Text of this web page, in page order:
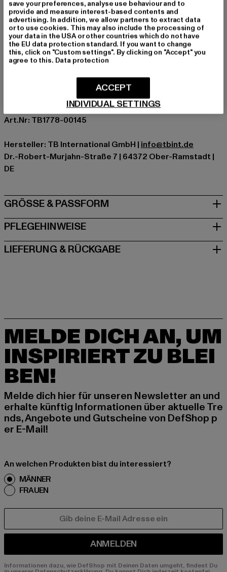
Anlass: Alltag, Bequem, Chillen, Freizeit, Basic
Ausschnitt: Rundhals
Ärmelart: Kurzarm
Schnitt: Oversize
Marke: Urban Classics
Hersteller Farbe: lilac
Materialzusammensetzung: 100% Baumwolle
Art.Nr: TB1778-00145
Hersteller: TB International GmbH | info@tbint.de
Dr.-Robert-Murjahn-Straße 7 | 64372 Ober-Ramstadt |
DE
GRÖSSE & PASSFORM
PFLEGEHINWEISE
LIEFERUNG & RÜCKGABE
MELDE DICH AN, UM
INSPIRIERT ZU BLEI
BEN!
Melde dich hier für unseren Newsletter an und
erhalte künftig Informationen über aktuelle Tre
nds, Angebote und Gutscheine von DefShop p
er E-Mail!
An welchen Produkten bist du interessiert?
MÄNNER
FRAUEN
ANMELDEN
Informationen dazu, wie DefShop mit Deinen Daten umgeht, findest Du
save your preferences, analyse use behaviour and to
provide and measure interest-based contents and
advertising. In addition, we allow partners to extract data
or to use cookies. This may also include the processing of
your data in the USA or other countries which do not have
the EU data protection standard. If you want to change
this, click on "Custom settings". By clicking on "Accept" you
agree to this. Data protection
INDIVIDUAL SETTINGS
ACCEPT